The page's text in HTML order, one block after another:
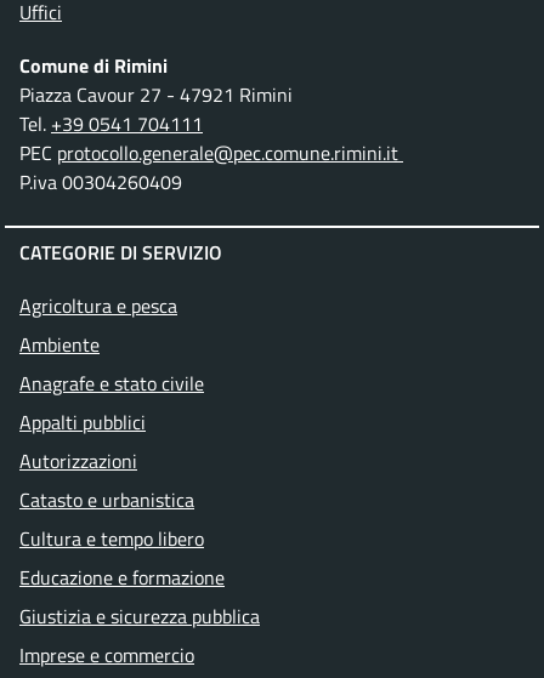
Uffici
Comune di Rimini
Piazza Cavour 27 - 47921 Rimini
Tel. +39 0541 704111
PEC protocollo.generale@pec.comune.rimini.it
P.iva 00304260409
CATEGORIE DI SERVIZIO
Agricoltura e pesca
Ambiente
Anagrafe e stato civile
Appalti pubblici
Autorizzazioni
Catasto e urbanistica
Cultura e tempo libero
Educazione e formazione
Giustizia e sicurezza pubblica
Imprese e commercio